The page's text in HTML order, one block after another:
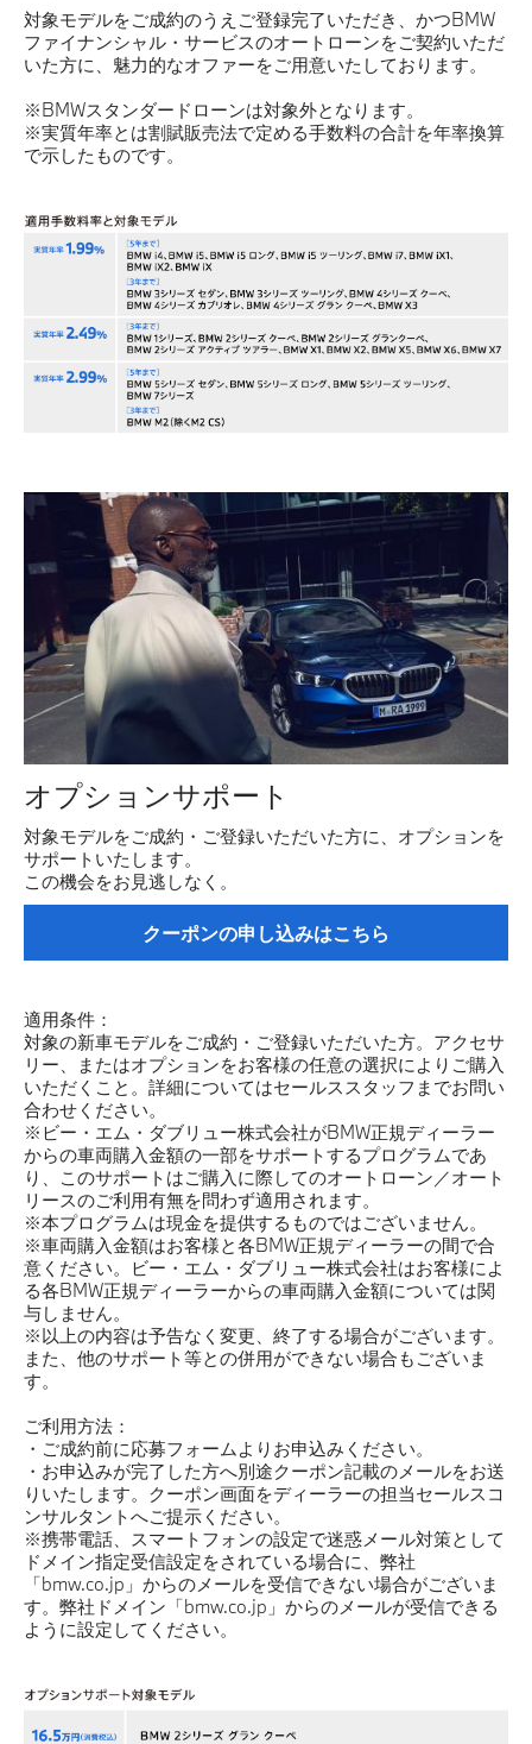
対象モデルをご成約のうえご登録完了いただき、かつBMW
ファイナンシャル・サービスのオートローンをご契約いただ
いた方に、魅力的なオファーをご用意いたしております。
※BMWスタンダードローンは対象外となります。
※実質年率とは割賦販売法で定める手数料の合計を年率換算
で示したものです。
オプションサポート
対象モデルをご成約・ご登録いただいた方に、オプションを
サポートいたします。
この機会をお見逃しなく。
クーポンの申し込みはこちら
適用条件：
対象の新車モデルをご成約・ご登録いただいた方。アクセサ
リー、またはオプションをお客様の任意の選択によりご購入
いただくこと。詳細についてはセールススタッフまでお問い
合わせください。
※ビー・エム・ダブリュー株式会社がBMW正規ディーラー
からの車両購入金額の一部をサポートするプログラムであ
り、このサポートはご購入に際してのオートローン／オート
リースのご利用有無を問わず適用されます。
※本プログラムは現金を提供するものではございません。
※車両購入金額はお客様と各BMW正規ディーラーの間で合
意ください。ビー・エム・ダブリュー株式会社はお客様によ
る各BMW正規ディーラーからの車両購入金額については関
与しません。
※以上の内容は予告なく変更、終了する場合がございます。
また、他のサポート等との併用ができない場合もございま
す。
ご利用方法：
・ご成約前に応募フォームよりお申込みください。
・お申込みが完了した方へ別途クーポン記載のメールをお送
りいたします。クーポン画面をディーラーの担当セールスコ
ンサルタントへご提示ください。
※携帯電話、スマートフォンの設定で迷惑メール対策として
ドメイン指定受信設定をされている場合に、弊社
「bmw.co.jp」からのメールを受信できない場合がございま
す。弊社ドメイン「bmw.co.jp」からのメールが受信できる
ように設定してください。